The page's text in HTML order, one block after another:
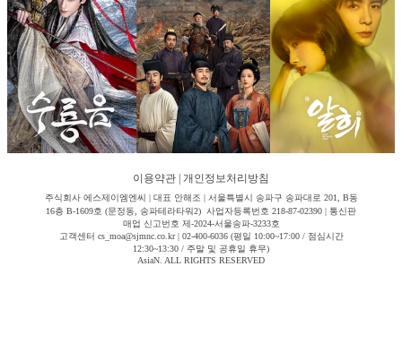
이용약관 개인정보처리방침
주식회사 에스제이엠엔씨 | 대표 안해조 | 서울특별시 송파구 송파대로 201, B동
16층 B-1609호 (문정동, 송파테라타워2) 사업자등록번호 218-87-02390 | 통신판
매업 신고번호 제-2024-서울송파-3233호
고객센터 cs_moa@sjmnc.co.kr | 02-400-6036 (평일 10:00~17:00 / 점심시간
12:30~13:30 / 주말 및 공휴일 휴무)
AsiaN. ALL RIGHTS RESERVED